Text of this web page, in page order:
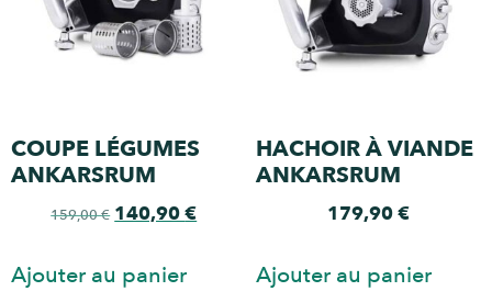
COUPE LÉGUMES
ANKARSRUM
159,00€ 140,90€
Ajouter au panier
HACHOIR À VIANDE
ANKARSRUM
179,90€
Ajouter au panier